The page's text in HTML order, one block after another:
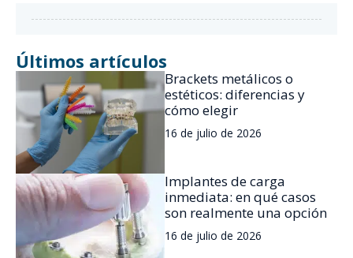
Últimos artículos
Brackets metálicos o
estéticos: diferencias y
cómo elegir
16 de julio de 2026
Implantes de carga
inmediata: en qué casos
son realmente una opción
16 de julio de 2026